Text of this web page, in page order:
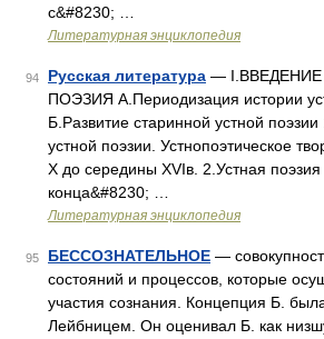
с&#8230; …
Литературная энциклопедия
94 Русская литература — I.ВВЕДЕНИЕ
ПОЭЗИЯ А.Периодизация истории
Б.Развитие старинной устной
устной поэзии. Устнопоэтическое
X до середины XVIв. 2.Устная
конца&#8230; …
Литературная энциклопедия
95 БЕССОЗНАТЕЛЬНОЕ —
состояний и процессов, которые
участия сознания. Концепция Б.
Лейбницем. Он оценивал Б. как